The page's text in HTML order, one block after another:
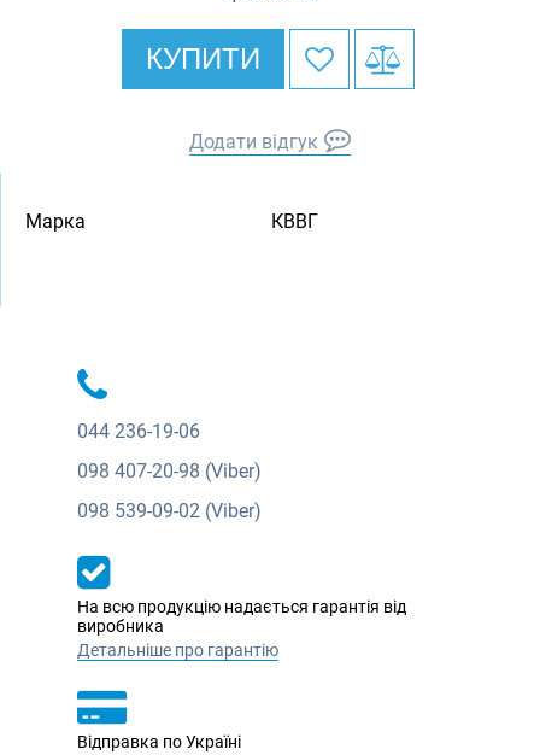
КУПИТИ
Додати відгук
Марка КВВГ
044 236-19-06
098 407-20-98 (Viber)
098 539-09-02 (Viber)
На всю продукцію надається гарантія від
виробника
Детальніше про гарантію
Відправка по Україні